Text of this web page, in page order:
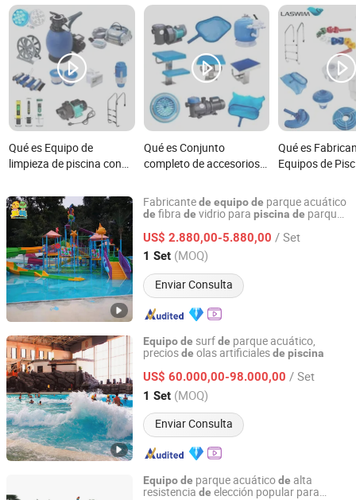
Qué es Equipo de
limpieza de piscina con
bomba de agua
Qué es Conjunto
completo de accesorios
piscina
Qué es
Equipos de
Equipos de
Fabricantede equipode parque acuático
de fibra de vidrio para piscina de parque
US$ 2.880,00-5.880,00 / Set
1 Set (MOQ)
Enviar Consulta
Guangzhou Smart Sports Equipment Co., Ltd.
Guangdong, China Desde 2024
Equipode surfde parque acuático,
preciosde olas artificialesde piscina
US$ 60.000,00-98.000,00 / Set
1 Set (MOQ)
Enviar Consulta
Guangzhou Jinchao Water Park Construction Co., Ltd.
Guangdong, China Desde 2025
Equipode parque acuáticode alta
resistencia de elección popular para